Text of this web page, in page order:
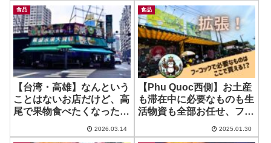
食品
【台湾・高雄】なんという
ことはないお店だけど、高
尾で果物食べたくなった時
水果行 Jingsheng
2026.03.14
食品
【Phu Quoc西側】お土産
も滞在中に必要なものも生
活物資も全部お任せ、フー
ー！ ~ King kong
2025.01.30